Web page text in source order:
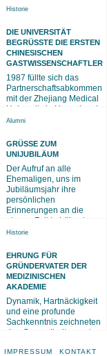
Historie
DIE UNIVERSITÄT
BEGRÜSSTE DIE ERSTEN C
HINESISCHEN G
ASTWISSENSCHAFTLER
1987 füllte sich das
Partnerschaftsabkommen
mit der Zhejiang Medical
University in Hangzhou in
beiden Richtungen mit
Alumni
GRÜSSE ZUM U
NIJUBILÄUM
Der Aufruf an alle
Ehemaligen, uns im
Jubiläumsjahr ihre
persönlichen
Erinnerungen an die
eigene Zeit in Lübeck zu
Historie
EHRUNG FÜR
GRÜNDERVATER DER
MEDIZINISCHEN
AKADEMIE
Dynamik, Hartnäckigkeit
und eine profunde
Sachkenntnis zeichneten
den Gesundheitssenator
Alfred
IMPRESSUM KONTAKT